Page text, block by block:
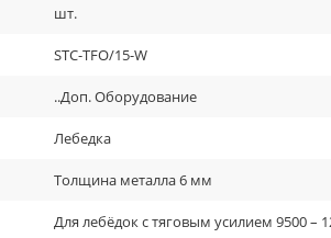
шт.
STC-TFO/15-W
..Доп. Оборудование
Лебедка
Толщина металла 6 мм
Для лебёдок с тяговым усилием 9500 –